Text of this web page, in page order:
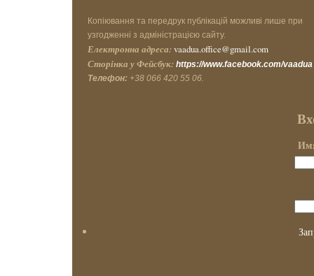
Копіювання та передрук публікацій можливі лише при
узгодженні з адміністрацією сайту.
Електронна адреса: vaadua.office@gmail.com
Сторінка у Фейсбук: https://www.facebook.com/vaadua
Телефон: +38 066 420 55 06.